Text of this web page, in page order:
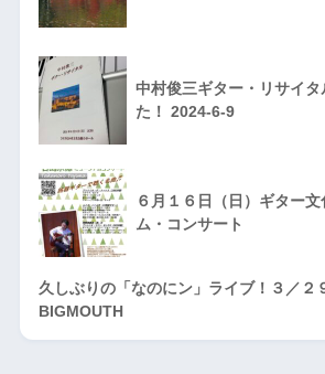
中村俊三ギター・リサイ
た！ 2024-6-9
６月１６日（日）ギター
ム・コンサート
久しぶりの「なのにン」ライブ！３／２
BIGMOUTH